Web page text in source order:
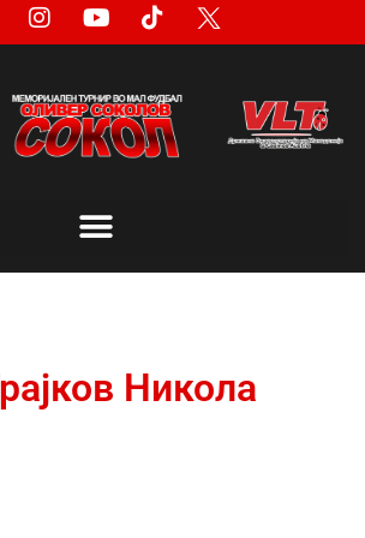
Никола